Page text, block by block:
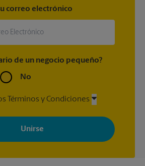
correo electrónico
de un negocio pequeño?
No
Términos y Condiciones
recibir correos electrónicos de The UPS
especiales, promociones y mensajes
Puede darse de baja en cualquier
información, consulte nuestra política de